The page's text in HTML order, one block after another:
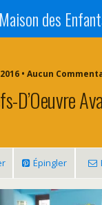
des
• Aucun
D’Oeuvre
Épingler